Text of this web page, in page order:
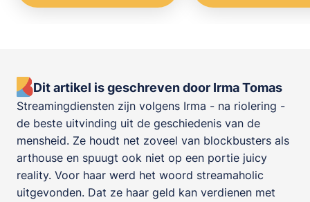
Dit artikel is geschreven door Irma Tomas
Streamingdiensten zijn volgens Irma - na riolering -
de beste uitvinding uit de geschiedenis van de
mensheid. Ze houdt net zoveel van blockbusters als
arthouse en spuugt ook niet op een portie juicy
reality. Voor haar werd het woord streamaholic
uitgevonden. Dat ze haar geld kan verdienen met